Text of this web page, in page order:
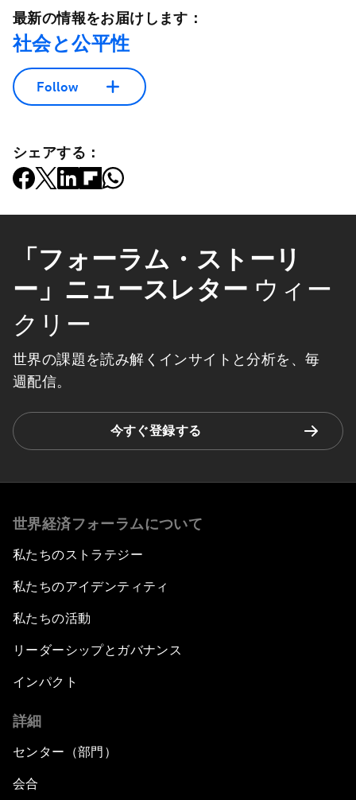
最新の情報をお届けします：
社会と公平性
Follow
シェアする：
「フォーラム・ストーリ
ー」ニュースレター ウィー
クリー
世界の課題を読み解くインサイトと分析を、毎
週配信。
今すぐ登録する
世界経済フォーラムについて
私たちのストラテジー
私たちのアイデンティティ
私たちの活動
リーダーシップとガバナンス
インパクト
詳細
センター（部門）
会合